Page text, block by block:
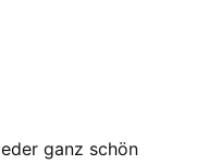
ganz schön